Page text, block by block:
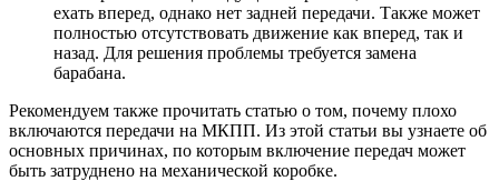
ехать вперед, однако нет задней передачи. Также может
полностью отсутствовать движение как вперед, так и
назад. Для решения проблемы требуется замена
барабана.
Рекомендуем также прочитать статью о том, почему плохо
включаются передачи на МКПП. Из этой статьи вы узнаете об
основных причинах, по которым включение передач может
быть затруднено на механической коробке.